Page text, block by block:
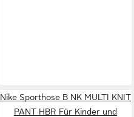
Nike Sporthose B NK MULTI KNIT
PANT HBR Für Kinder und